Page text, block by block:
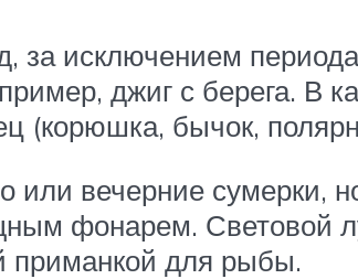
за исключением
джиг с берега. В
(корюшка, бычок,
или вечерние сумерки,
фонарем. Световой
приманкой для рыбы.